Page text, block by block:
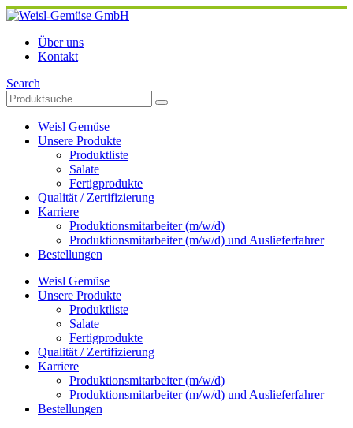
Über uns
Kontakt
Search
Weisl Gemüse
Unsere Produkte
Produktliste
Salate
Fertigprodukte
Qualität / Zertifizierung
Karriere
Produktionsmitarbeiter (m/w/d)
Produktionsmitarbeiter (m/w/d) und Auslieferfahrer
Bestellungen
Weisl Gemüse
Unsere Produkte
Produktliste
Salate
Fertigprodukte
Qualität / Zertifizierung
Karriere
Produktionsmitarbeiter (m/w/d)
Produktionsmitarbeiter (m/w/d) und Auslieferfahrer
Bestellungen